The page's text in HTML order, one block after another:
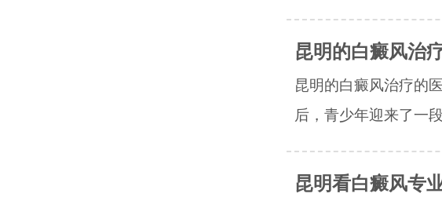
昆明的白癜风治
昆明的白癜风治疗的
后，青少年迎来了一
昆明看白癜风专